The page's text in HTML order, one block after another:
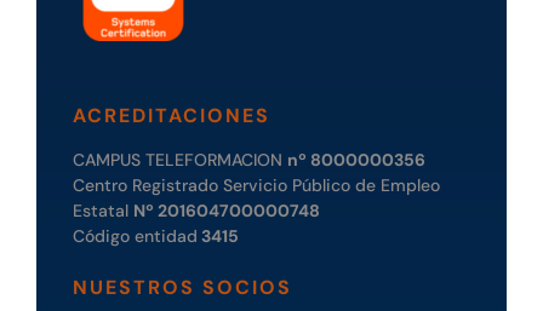
ACREDITACIONES
CAMPUS TELEFORMACION nº 8000000356
Centro Registrado Servicio Público de Empleo
Estatal Nº 201604700000748
Código entidad 3415
NUESTROS SOCIOS